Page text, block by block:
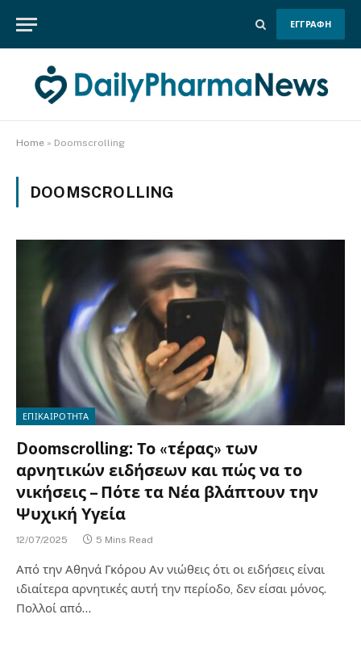
ΕΓΓΡΑΦΗ
Home » Doomscrolling
DOOMSCROLLING
ΕΠΙΚΑΙΡΟΤΗΤΑ
Doomscrolling: Το «τέρας» των
αρνητικών ειδήσεων και πώς να το
νικήσεις – Πότε τα Νέα βλάπτουν την
Ψυχική Υγεία
12/07/2025 5 Mins Read
Από την Αθηνά Γκόρου Αν νιώθεις ότι οι ειδήσεις είναι
ιδιαίτερα αρνητικές αυτή την περίοδο, δεν είσαι μόνος.
Πολλοί από…